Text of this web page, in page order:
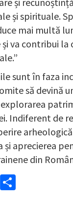
și spirituale.
mai multă
va contribui la
sunt în faza
să devină
Indiferent de
și aprecierea
din
Email